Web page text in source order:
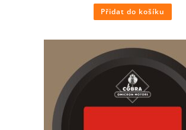
Přidat do košíku